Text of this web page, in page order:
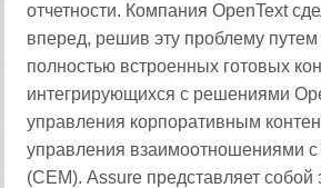
отчетности. Компания OpenText
вперед, решив эту проблему путем
полностью встроенных готовых
интегрирующихся с решениями
управления корпоративным
управления взаимоотношениями с
(CEM). Assure представляет собой